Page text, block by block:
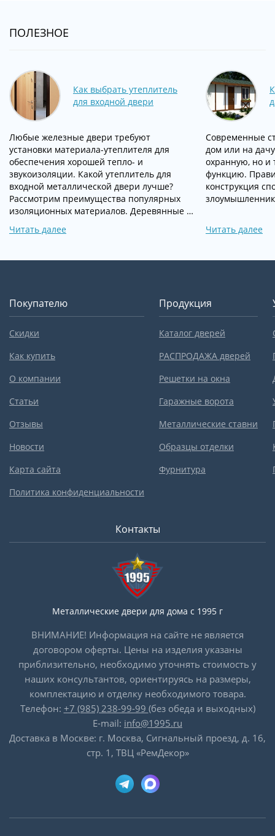
ПОЛЕЗНОЕ
Как выбрать утеплитель
для входной двери
Любые железные двери требуют
установки материала-утеплителя для
обеспечения хорошей тепло- и
звукоизоляции. Какой утеплитель для
входной металлической двери лучше?
Рассмотрим преимущества популярных
изоляционных материалов. Деревянные …
Читать далее
Современные
дом или на
охранную, но и
функцию.
конструкция
Читать далее
Покупателю
Скидки
Как купить
О компании
Статьи
Отзывы
Новости
Карта сайта
Политика конфиденциальности
Продукция
Каталог дверей
РАСПРОДАЖА дверей
Решетки на окна
Гаражные ворота
Металлические ставни
Образцы отделки
Фурнитура
Контакты
Металлические двери для дома с 1995 г
ВНИМАНИЕ! Информация на сайте не является
договором оферты. Цены на изделия указаны
приблизительно, необходимо уточнять стоимость у
наших консультантов, ориентируясь на размеры,
комплектацию и отделку необходимого товара.
Телефон: +7 (985) 238-99-99 (без обеда и выходных)
E-mail: info@1995.ru
Доставка в Москве: г. Москва, Сигнальный проезд, д. 16,
стр. 1, ТВЦ «РемДекор»